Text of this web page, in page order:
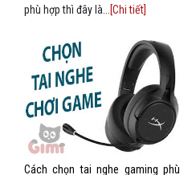
phù hợp thì đây là...
[Chi tiết]
Cách chọn tai nghe gaming phù